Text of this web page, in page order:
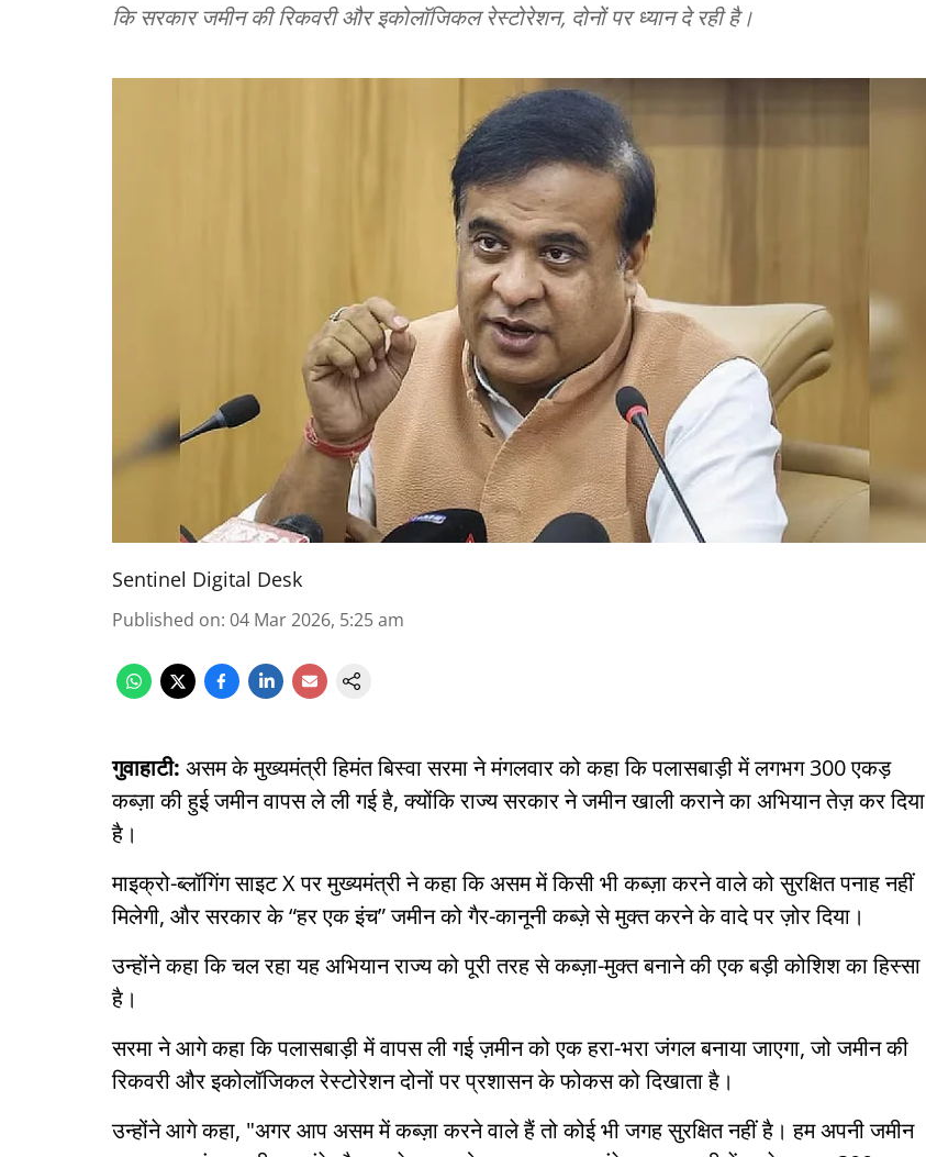
कि सरकार जमीन की रिकवरी और इकोलॉजिकल रेस्टोरेशन, दोनों पर ध्यान दे रही है।
Sentinel Digital Desk
Published on: 04 Mar 2026, 5:25 am
गुवाहाटी: असम के मुख्यमंत्री हिमंत बिस्वा सरमा ने मंगलवार को कहा कि पलासबाड़ी में लगभग 300 एकड़
कब्ज़ा की हुई जमीन वापस ले ली गई है, क्योंकि राज्य सरकार ने जमीन खाली कराने का अभियान तेज़ कर दिया
है।
माइक्रो-ब्लॉगिंग साइट X पर मुख्यमंत्री ने कहा कि असम में किसी भी कब्ज़ा करने वाले को सुरक्षित पनाह नहीं
मिलेगी, और सरकार के “हर एक इंच” जमीन को गैर-कानूनी कब्ज़े से मुक्त करने के वादे पर ज़ोर दिया।
उन्होंने कहा कि चल रहा यह अभियान राज्य को पूरी तरह से कब्ज़ा-मुक्त बनाने की एक बड़ी कोशिश का हिस्सा
है।
सरमा ने आगे कहा कि पलासबाड़ी में वापस ली गई ज़मीन को एक हरा-भरा जंगल बनाया जाएगा, जो जमीन की
रिकवरी और इकोलॉजिकल रेस्टोरेशन दोनों पर प्रशासन के फोकस को दिखाता है।
उन्होंने आगे कहा, "अगर आप असम में कब्ज़ा करने वाले हैं तो कोई भी जगह सुरक्षित नहीं है। हम अपनी जमीन